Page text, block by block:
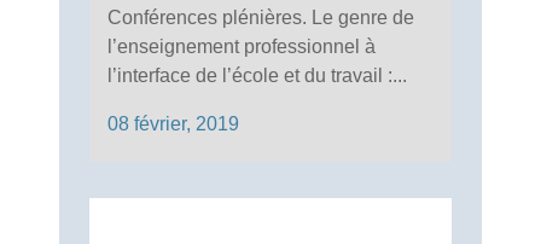
Conférences plénières. Le genre de
l’enseignement professionnel à
l’interface de l’école et du travail :...
08 février, 2019